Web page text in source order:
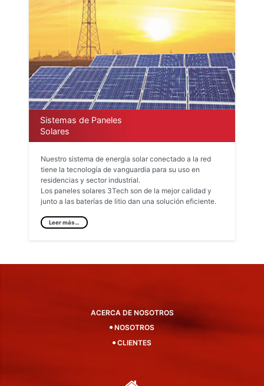
Sistemas de Paneles
Solares
Nuestro sistema de energía solar conectado a la red
tiene la tecnología de vanguardia para su uso en
residencias y sector industrial.
Los paneles solares 3Tech son de la mejor calidad y
junto a las baterías de litio dan una solución eficiente.
Leer más…
ACERCA DE NOSOTROS
NOSOTROS
CLIENTES